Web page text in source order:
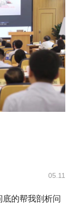
05.11
的帮我剖析问